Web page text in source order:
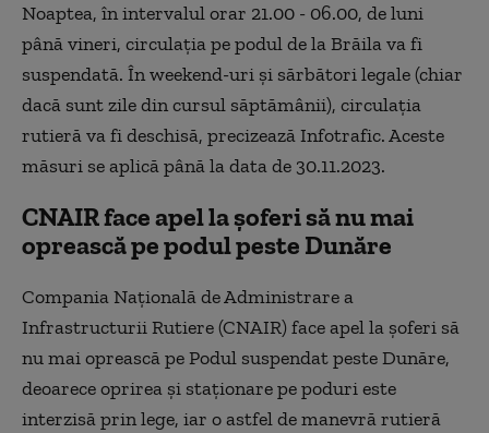
Noaptea, în intervalul orar 21.00 - 06.00, de luni
până vineri, circulația pe podul de la Brăila va fi
suspendată. În weekend-uri și sărbători legale (chiar
dacă sunt zile din cursul săptămânii), circulația
rutieră va fi deschisă, precizează Infotrafic. Aceste
măsuri se aplică până la data de 30.11.2023.
CNAIR face apel la şoferi să nu mai
oprească pe podul peste Dunăre
Compania Naţională de Administrare a
Infrastructurii Rutiere (CNAIR) face apel la şoferi să
nu mai oprească pe Podul suspendat peste Dunăre,
deoarece oprirea şi staţionare pe poduri este
interzisă prin lege, iar o astfel de manevră rutieră